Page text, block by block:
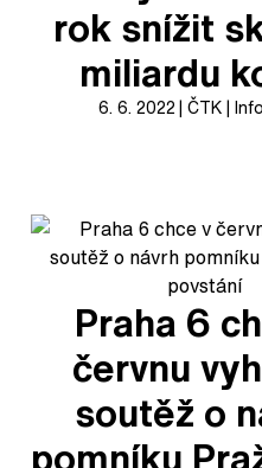
rok snížit
miliardu
6. 6. 2022 ČTK
Praha 6
červnu
soutěž o